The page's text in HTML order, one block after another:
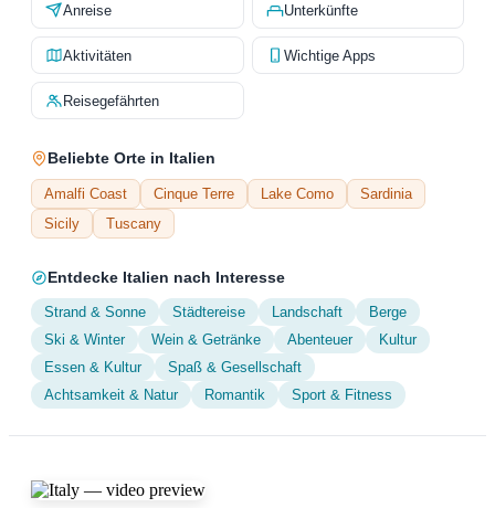
Über uns
Kontakt
Anreise Unterkünfte
Aktivitäten Wichtige Apps
Reisegefährten
Beliebte Orte in Italien
Amalfi Coast Cinque Terre Lake Como
Sardinia
Sicily
Tuscany
Entdecke Italien nach Interesse
Strand & Sonne Städtereise Landschaft
Berge
Ski & Winter
Wein & Getränke Abenteuer
Kultur
Essen & Kultur
Spaß & Gesellschaft
Achtsamkeit & Natur
Romantik Sport & Fitness